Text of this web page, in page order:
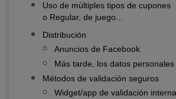
Uso de múltiples tipos de cupones
o Regular, de juego...
Distribución
Anuncios de Facebook
Más tarde, los datos personales
Métodos de validación seguros
Widget/app de validación interna